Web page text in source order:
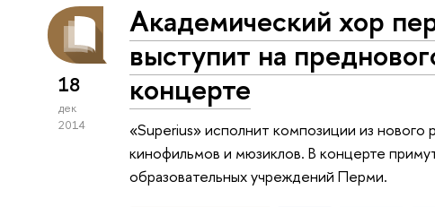
18
дек
2014
Академический хор
выступит на
концерте
«Superius» исполнит композиции из
кинофильмов и мюзиклов. В концерте
образовательных учреждений Перми.